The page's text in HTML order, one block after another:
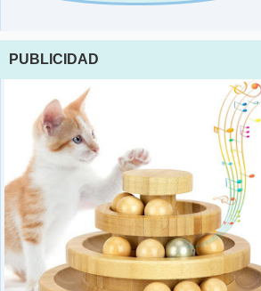
PUBLICIDAD